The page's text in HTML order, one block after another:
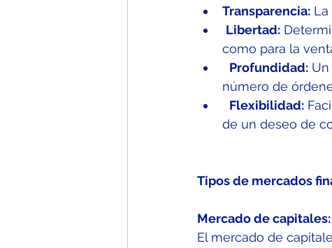
Transparencia:
Libertad:
como para la
Profundidad:
número de
Flexibilidad:
de un deseo de
Tipos de mercados
Mercado de capitales:
El mercado de